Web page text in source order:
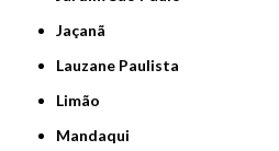
Jaçanã
Lauzane Paulista
Limão
Mandaqui